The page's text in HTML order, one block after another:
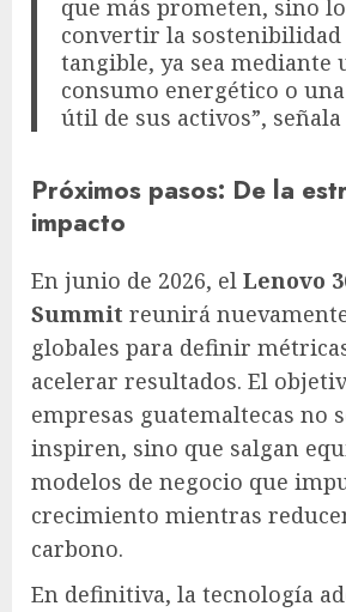
que más prometen, sino
convertir la sostenibilidad
tangible, ya sea mediante
consumo energético o
útil de sus activos”, señala
Próximos pasos: De la
impacto
En junio de 2026, el Lenovo
Summit reunirá
globales para definir
acelerar resultados. El
empresas guatemaltecas no
inspiren, sino que salgan
modelos de negocio que
crecimiento mientras
carbono.
En definitiva, la tecnología